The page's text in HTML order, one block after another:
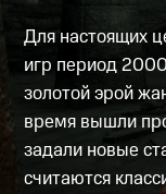
Для настоящих
игр период
золотой эрой
время вышли
задали новые
считаются